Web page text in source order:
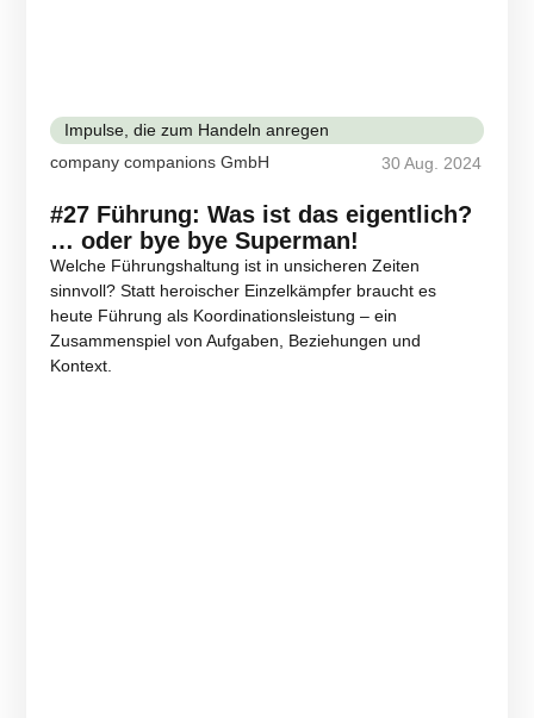
Impulse, die zum Handeln anregen
company companions GmbH
30 Aug. 2024
#27 Führung: Was ist das eigentlich?
… oder bye bye Superman!
Welche Führungshaltung ist in unsicheren Zeiten
sinnvoll? Statt heroischer Einzelkämpfer braucht es
heute Führung als Koordinationsleistung – ein
Zusammenspiel von Aufgaben, Beziehungen und
Kontext.